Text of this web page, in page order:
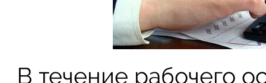
В течение рабочего